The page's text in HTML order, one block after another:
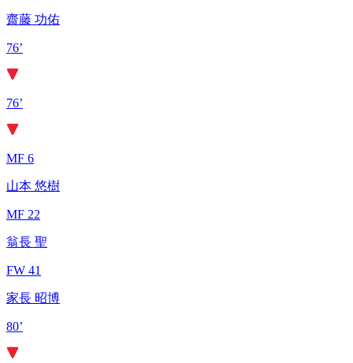
齋藤 功佑
76’
76’
MF 6
山本 悠樹
MF 22
翁長 聖
FW 41
家長 昭博
80’